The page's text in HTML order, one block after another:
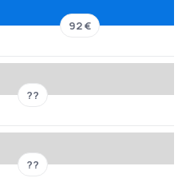
92 €
??
??